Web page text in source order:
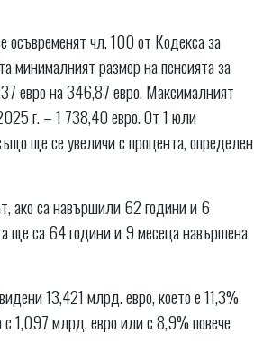
осъвременят чл. 100 от Кодекса за
минималният размер на пенсията за
евро на 346,87 евро. Максималният
г. – 1 738,40 евро. От 1 юли
ще се увеличи с процента, определен
ако са навършили 62 години и 6
ще са 64 години и 9 месеца навършена
13,421 млрд. евро, което е 11,3%
с 1,097 млрд. евро или с 8,9% повече